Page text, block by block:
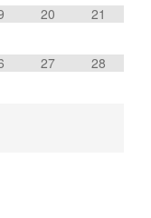
20 21
27 28